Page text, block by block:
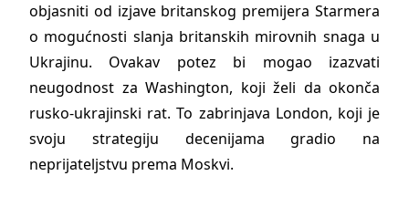
objasniti od izjave britanskog premijera Starmera
o mogućnosti slanja britanskih mirovnih snaga u
Ukrajinu. Ovakav potez bi mogao izazvati
neugodnost za Washington, koji želi da okonča
rusko-ukrajinski rat. To zabrinjava London, koji je
svoju strategiju decenijama gradio na
neprijateljstvu prema Moskvi.